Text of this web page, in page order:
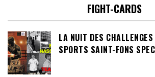
FIGHT-CARDS
LA NUIT DES
SPORTS SAINT-FONS